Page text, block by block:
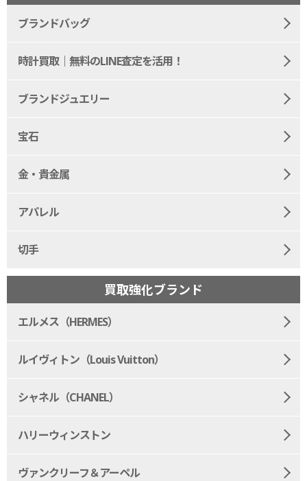
ブランドバッグ
時計買取｜無料のLINE査定を活用！
ブランドジュエリー
宝石
金・貴金属
アパレル
切手
買取強化ブランド
エルメス（HERMES）
ルイヴィトン（Louis Vuitton）
シャネル（CHANEL）
ハリーウィンストン
ヴァンクリーフ＆アーペル